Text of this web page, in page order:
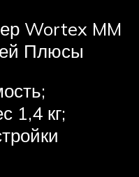
Wortex MM
Плюсы
1,4 кг;